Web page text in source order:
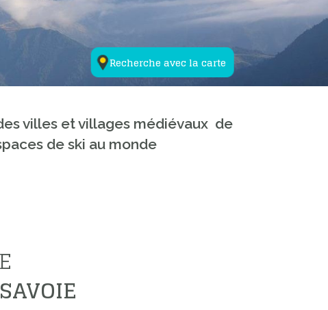
Recherche avec la carte
villes et villages médiévaux de
de ski au monde